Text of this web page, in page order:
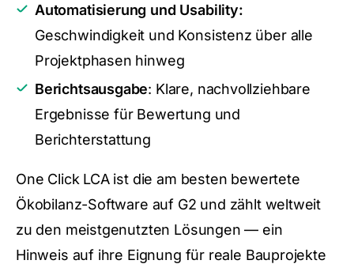
Automatisierung und Usability:
Geschwindigkeit und Konsistenz über alle
Projektphasen hinweg
Berichtsausgabe: Klare, nachvollziehbare
Ergebnisse für Bewertung und
Berichterstattung
One Click LCA ist die am besten bewertete
Ökobilanz-Software auf G2 und zählt weltweit
zu den meistgenutzten Lösungen — ein
Hinweis auf ihre Eignung für reale Bauprojekte